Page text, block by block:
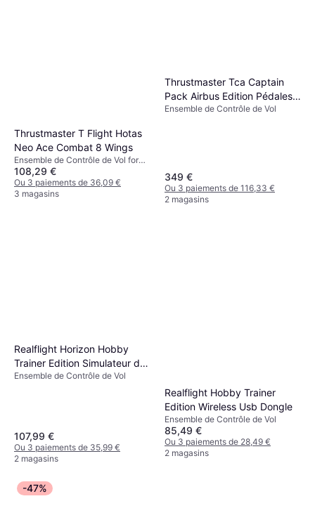
Thrustmaster T Flight Hotas
Neo Ace Combat 8 Wings
Ensemble de Contrôle de Vol for
Xbox One, PC
108,29 €
Ou 3 paiements de 36,09 €
3 magasins
Thrustmaster Tca Captain
Pack Airbus Edition Pédales
Tfrp
Ensemble de Contrôle de Vol
349 €
Ou 3 paiements de 116,33 €
2 magasins
Realflight Horizon Hobby
Trainer Edition Simulateur de
Vol RC
Ensemble de Contrôle de Vol
107,99 €
Ou 3 paiements de 35,99 €
2 magasins
Realflight Hobby Trainer
Edition Wireless Usb Dongle
Ensemble de Contrôle de Vol
85,49 €
Ou 3 paiements de 28,49 €
2 magasins
-47%